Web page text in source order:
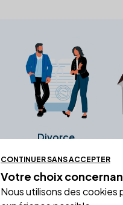
Divorce
Ces avis proviennent
CONTINUER SANS ACCEPTER
Votre choix
Nous utilisons des cookies